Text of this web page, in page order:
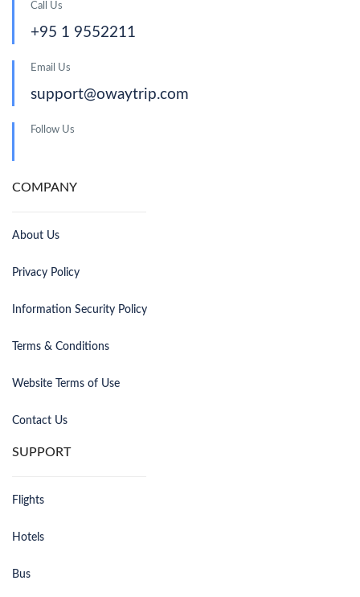
Call Us
+95 1 9552211
Email Us
support@owaytrip.com
Follow Us
COMPANY
About Us
Privacy Policy
Information Security Policy
Terms & Conditions
Website Terms of Use
Contact Us
SUPPORT
Flights
Hotels
Bus